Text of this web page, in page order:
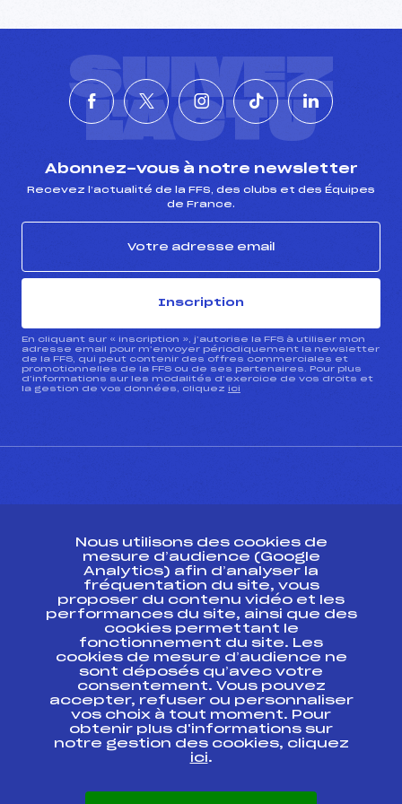
SUIVEZ
L'ACTU
Abonnez-vous à notre newsletter
Recevez l’actualité de la FFS, des clubs et des Équipes
de France.
Inscription
En cliquant sur « inscription », j’autorise la FFS à utiliser mon
adresse email pour m’envoyer périodiquement la newsletter
de la FFS, qui peut contenir des offres commerciales et
promotionnelles de la FFS ou de ses partenaires. Pour plus
d’informations sur les modalités d’exercice de vos droits et
la gestion de vos données, cliquez ici
Ressources
Pass’Neige
Projet sportif fédéral
Projet de performance fédéral
Antidopage
Pôle Développement, Formation, Suivi
Scientifique
Listes ministérielles
Pôle vie de l’athlète
Enseignement professionnel
Nous utilisons des cookies de
mesure d’audience (Google
Analytics) afin d’analyser la
fréquentation du site, vous
proposer du contenu vidéo et les
performances du site, ainsi que des
cookies permettant le
fonctionnement du site. Les
cookies de mesure d’audience ne
sont déposés qu’avec votre
consentement. Vous pouvez
accepter, refuser ou personnaliser
vos choix à tout moment. Pour
obtenir plus d'informations sur
notre gestion des cookies, cliquez
ici.